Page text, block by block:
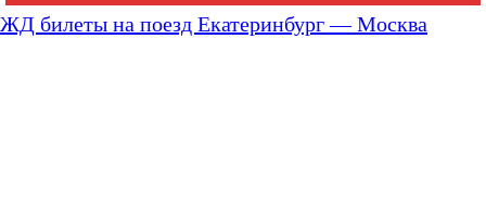
ЖД билеты на поезд Екатеринбург — Москва